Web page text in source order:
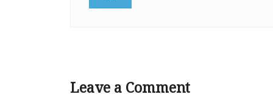
Leave a Comment